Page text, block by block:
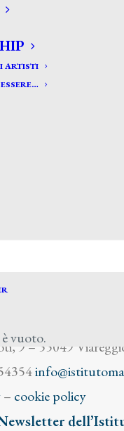
ARTISTI
vuoto.
9 – 55049
– cookie policy